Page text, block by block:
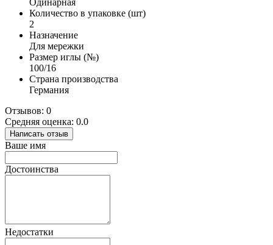
Одинарная
Количество в упаковке (шт)
2
Назначение
Для мережки
Размер иглы (№)
100/16
Страна производства
Германия
Отзывов: 0
Средняя оценка: 0.0
Написать отзыв
Ваше имя
Достоинства
Недостатки